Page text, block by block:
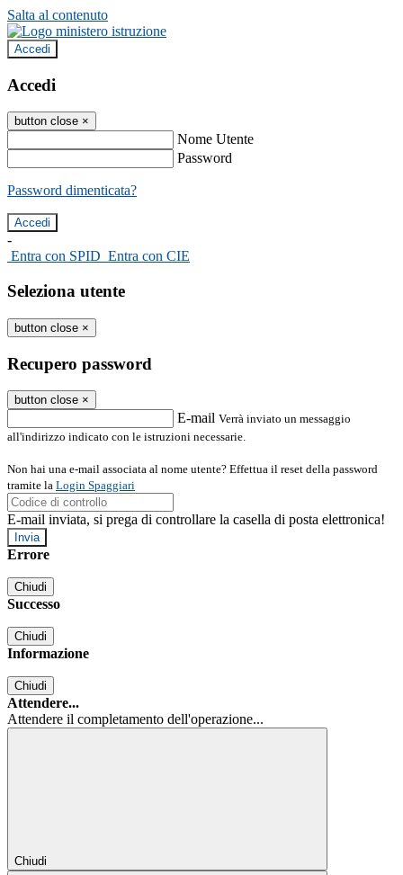
Salta al contenuto
Accedi
Accedi
button close ×
Nome Utente
Password
Password dimenticata?
-
Entra con SPID Entra con CIE
Seleziona utente
button close ×
Recupero password
button close ×
E-mail Verrà inviato un messaggio
all'indirizzo indicato con le istruzioni necessarie.
Non hai una e-mail associata al nome utente? Effettua il reset della password
tramite la Login Spaggiari
E-mail inviata, si prega di controllare la casella di posta elettronica!
Errore
Chiudi
Successo
Chiudi
Informazione
Chiudi
Attendere...
Attendere il completamento dell'operazione...
Chiudi